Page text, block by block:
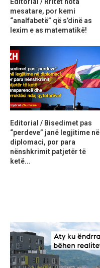
mesatare, por kemi
“analfabetë” që s’dinë as
lexim e as matematikë!
Editorial / Bisedimet pas
“perdeve” janë legjitime në
diplomaci, por para
nënshkrimit patjetër të
ketë...